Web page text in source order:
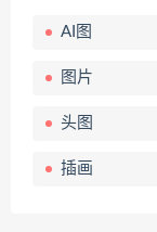
AI图
图片
头图
插画